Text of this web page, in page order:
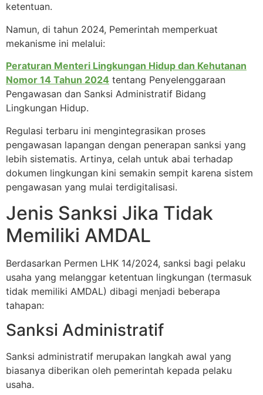
ketentuan.
Namun, di tahun 2024, Pemerintah memperkuat
mekanisme ini melalui:
Peraturan Menteri Lingkungan Hidup dan Kehutanan
Nomor 14 Tahun 2024 tentang Penyelenggaraan
Pengawasan dan Sanksi Administratif Bidang
Lingkungan Hidup.
Regulasi terbaru ini mengintegrasikan proses
pengawasan lapangan dengan penerapan sanksi yang
lebih sistematis. Artinya, celah untuk abai terhadap
dokumen lingkungan kini semakin sempit karena sistem
pengawasan yang mulai terdigitalisasi.
Jenis Sanksi Jika Tidak
Memiliki AMDAL
Berdasarkan Permen LHK 14/2024, sanksi bagi pelaku
usaha yang melanggar ketentuan lingkungan (termasuk
tidak memiliki AMDAL) dibagi menjadi beberapa
tahapan:
Sanksi Administratif
Sanksi administratif merupakan langkah awal yang
biasanya diberikan oleh pemerintah kepada pelaku
usaha.